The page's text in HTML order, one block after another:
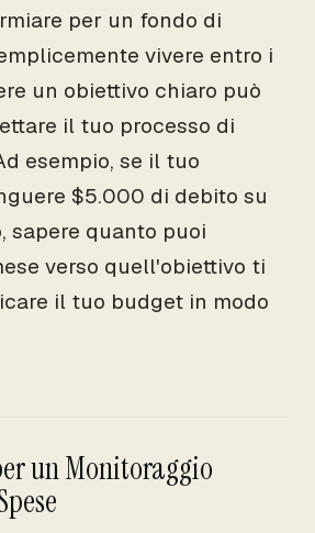
per un fondo di
vivere entro i
un obiettivo chiaro può
il tuo processo di
esempio, se il tuo
$5.000 di debito su
sapere quanto puoi
verso quell'obiettivo ti
il tuo budget in modo
un Monitoraggio